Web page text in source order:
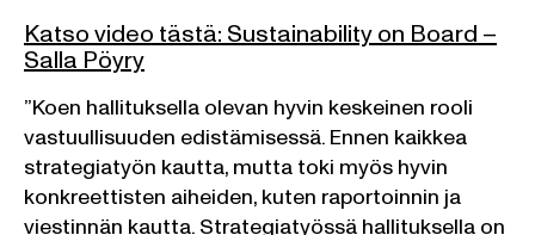
Katso video tästä: Sustainability on Board –
Salla Pöyry
”Koen hallituksella olevan hyvin keskeinen rooli
vastuullisuuden edistämisessä. Ennen kaikkea
strategiatyön kautta, mutta toki myös hyvin
konkreettisten aiheiden, kuten raportoinnin ja
viestinnän kautta. Strategiatyössä hallituksella on